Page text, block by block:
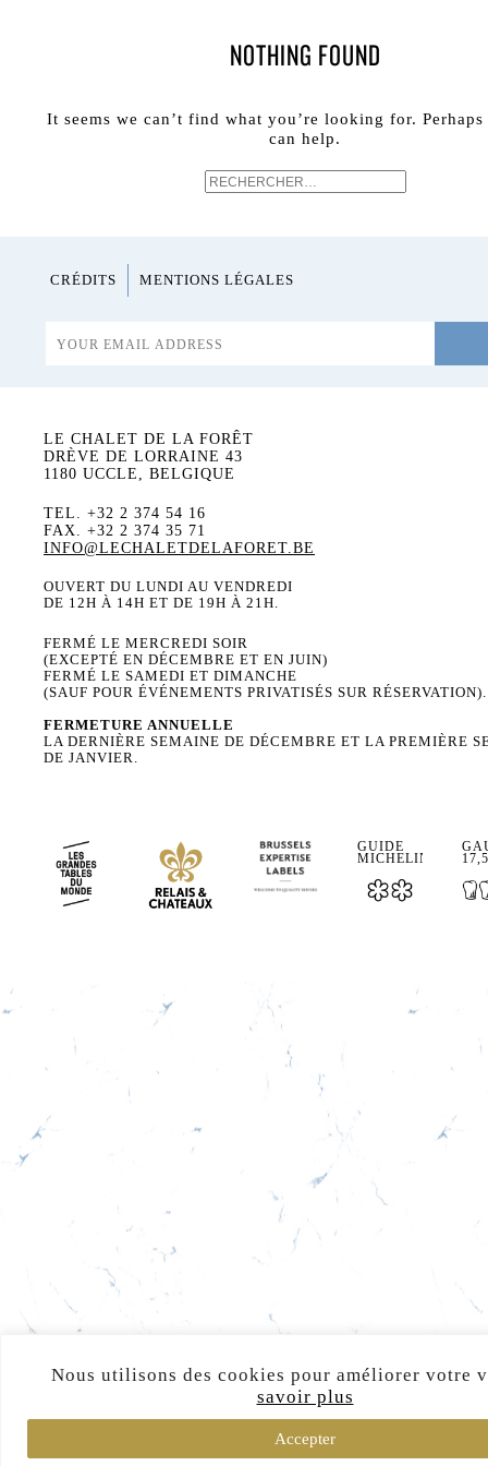
Nous utilisons des cookies pour améliorer votre
savoir plus
Accepter
NOTHING FOUND
It seems we can’t find what you’re looking for. Perhaps
can help.
CRÉDITS MENTIONS LÉGALES
LE CHALET DE LA FORÊT
DRÈVE DE LORRAINE 43
1180 UCCLE, BELGIQUE
TEL. +32 2 374 54 16
FAX. +32 2 374 35 71
INFO@LECHALETDELAFORET.BE
OUVERT DU LUNDI AU VENDREDI
DE 12H À 14H ET DE 19H À 21H.
FERMÉ LE MERCREDI SOIR
(EXCEPTÉ EN DÉCEMBRE ET EN JUIN)
FERMÉ LE SAMEDI ET DIMANCHE
(SAUF POUR ÉVÉNEMENTS PRIVATISÉS SUR RÉSERVATION).
FERMETURE ANNUELLE
LA DERNIÈRE SEMAINE DE DÉCEMBRE ET LA PREMIÈRE
DE JANVIER.
GUIDE
MICHELIN